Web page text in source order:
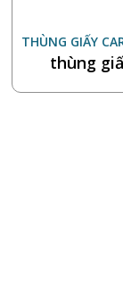
THÙNG GIẤY
thùng